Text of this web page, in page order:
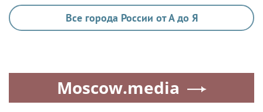
Все города России от А до Я
Moscow.media